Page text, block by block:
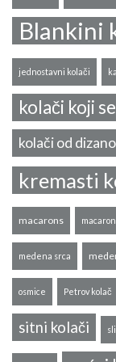
Blankini
jednostavni kolači
kolači koji
kolači od
kremasti
macarons
medena srca
osmice Petrov kolač
sitni kolači